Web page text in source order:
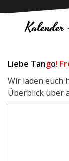
Liebe Tango!
Wir laden euch
Überblick über